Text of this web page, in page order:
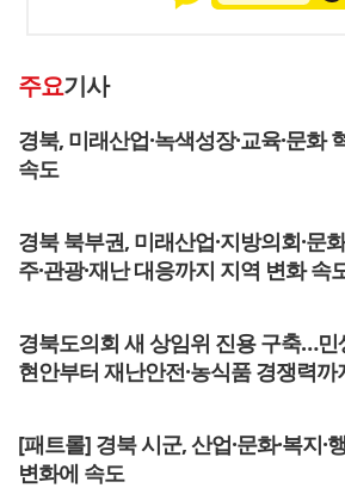
주요기사
경북, 미래산업·녹색성장·교육·문화
속도
경북 북부권, 미래산업·지방의회·문
주·관광·재난 대응까지 지역 변화 속
경북도의회 새 상임위 진용 구축…민
현안부터 재난안전·농식품 경쟁력까
[패트롤] 경북 시군, 산업·문화·복지·
변화에 속도